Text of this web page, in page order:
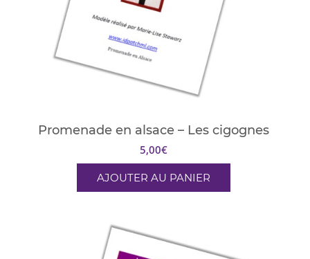
Promenade en alsace – Les cigognes
5,00€
AJOUTER AU PANIER